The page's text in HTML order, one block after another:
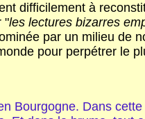
difficilement à
"les lectures bizarres
par un milieu de
pour perpétrer le
Bourgogne. Dans